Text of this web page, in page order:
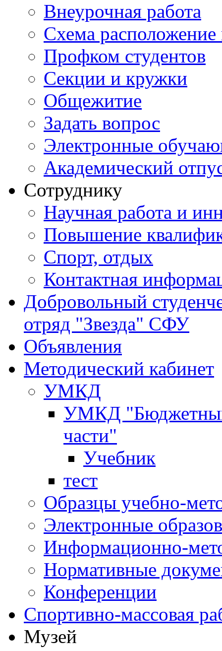
Внеурочная работа
Схема расположение
Профком студентов
Секции и кружки
Общежитие
Задать вопрос
Электронные
Академический
Сотруднику
Научная работа и
Повышение
Спорт, отдых
Контактная
Добровольный
отряд "Звезда" СФУ
Объявления
Методический кабинет
УМКД
УМКД "Бюджетный
части"
Учебник
тест
Образцы учебно-
Электронные
Информационно-
Нормативные
Конференции
Спортивно-массовая
Музей